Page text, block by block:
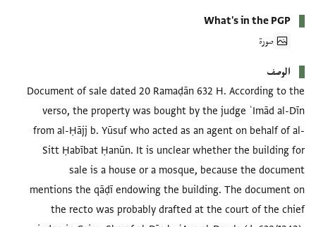
What's in the PGP
صورة
الوصف
Document of sale dated 20 Ramaḍān 632 H. According to the
verso, the property was bought by the judge ʿImād al-Dīn
from al-Ḥājj b. Yūsuf who acted as an agent on behalf of al-
Sitt Ḥabībat Ḥanūn. It is unclear whether the building for
sale is a house or a mosque, because the document
mentions the qāḍī endowing the building. The document on
the recto was probably drafted at the court of the chief